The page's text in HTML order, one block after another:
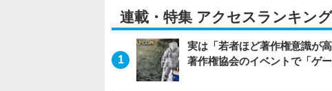
連載・特集 アクセスランキング
実は「若者ほど著作権意識が
著作権協会のイベントで「ゲ